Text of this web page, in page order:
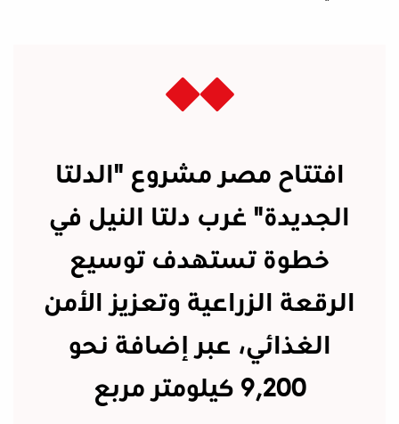
افتتاح مصر مشروع "الدلتا
الجديدة" غرب دلتا النيل في
خطوة تستهدف توسيع
الرقعة الزراعية وتعزيز الأمن
الغذائي، عبر إضافة نحو
9,200 كيلومتر مربع